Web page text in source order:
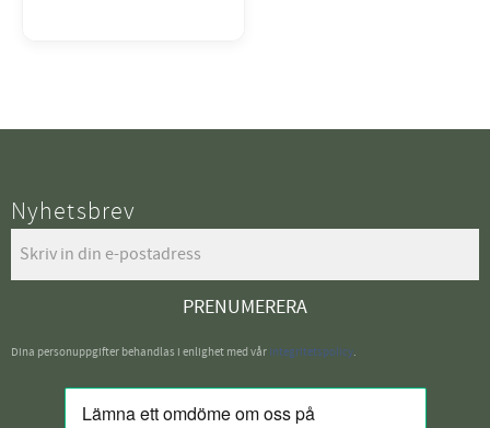
Nyhetsbrev
PRENUMERERA
Dina personuppgifter behandlas i enlighet med vår integritetspolicy.